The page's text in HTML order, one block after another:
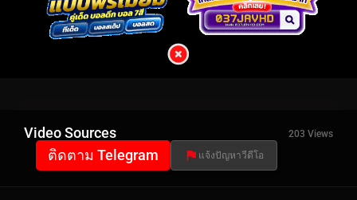
Video Sources 203 Views
ติดตาม Telegram แจ้งปัญหาวีดีโอ